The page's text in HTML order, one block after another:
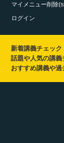
マイメニュー削除
ログイン
新着講義チェック
話題や人気の講義
おすすめ講義や